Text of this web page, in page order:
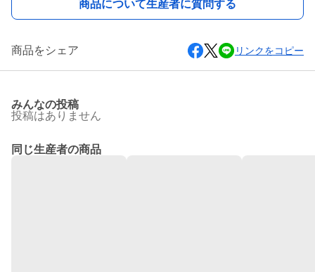
商品について生産者に質問する
商品をシェア リンクをコピー
みんなの投稿
投稿はありません
同じ生産者の商品